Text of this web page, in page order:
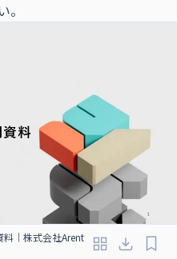
｜株式会社Arent